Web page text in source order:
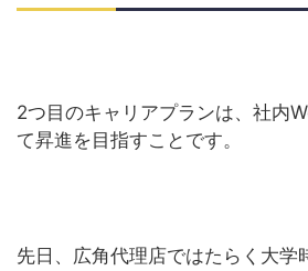
2つ目のキャリアプランは、社内
て昇進を目指すことです。
先日、広角代理店ではたらく大学